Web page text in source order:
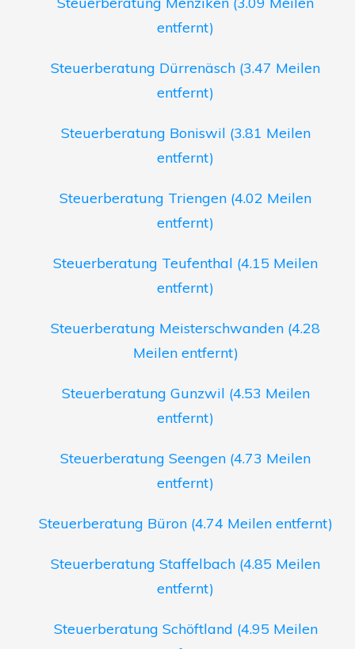
entfernt)
Steuerberatung Dürrenäsch (3.47 Meilen
entfernt)
Steuerberatung Boniswil (3.81 Meilen
entfernt)
Steuerberatung Triengen (4.02 Meilen
entfernt)
Steuerberatung Teufenthal (4.15 Meilen
entfernt)
Steuerberatung Meisterschwanden (4.28
Meilen entfernt)
Steuerberatung Gunzwil (4.53 Meilen
entfernt)
Steuerberatung Seengen (4.73 Meilen
entfernt)
Steuerberatung Büron (4.74 Meilen entfernt)
Steuerberatung Staffelbach (4.85 Meilen
entfernt)
Steuerberatung Schöftland (4.95 Meilen